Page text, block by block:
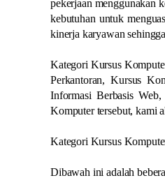
pekerjaan menggunakan
kebutuhan untuk
kinerja karyawan
Kategori Kursus
Perkantoran, Kursus
Informasi Berbasis
Komputer tersebut, kami
Kategori Kursus
Dibawah ini adalah